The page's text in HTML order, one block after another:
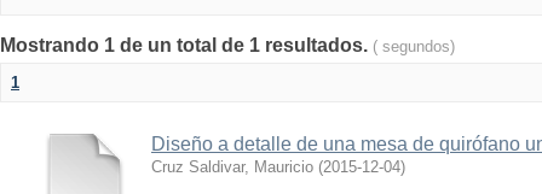
Mostrando 1 de un total de 1 resultados. ( segundos)
1
Diseño a detalle de una mesa de quirófano
Cruz Saldivar, Mauricio (2015-12-04)